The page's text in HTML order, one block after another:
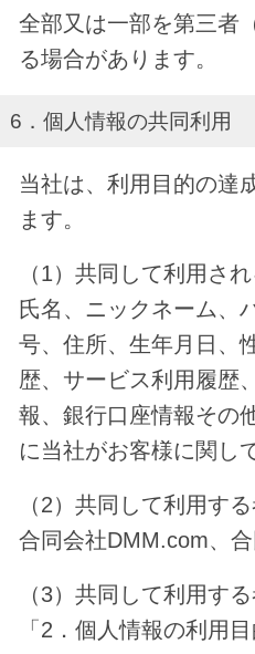
全部又は一部を第三者
る場合があります。
6．個人情報の共同利用
当社は、利用目的の達
ます。
（1）共同して利用さ
氏名、ニックネーム、
号、住所、生年月日、
歴、サービス利用履歴
報、銀行口座情報その
に当社がお客様に関し
（2）共同して利用す
合同会社DMM.com、
（3）共同して利用す
「2．個人情報の利用